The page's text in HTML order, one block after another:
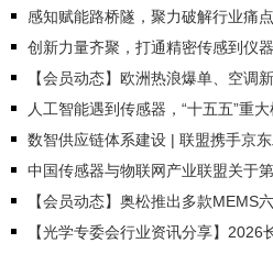
感知赋能路桥隧，聚力破解行业痛点｜【路桥隧感知智能创新技术
创新力量齐聚，打通精密传感到仪器仪表全链条 | 2026 重庆智能传感器
【会员动态】欧洲热浪爆单、空调新规倒逼，冷
人工智能遇到传感器，“十五五”重
数智供应链体系建设 | 联盟携手京东工业“百川计划”，诚邀传
中国传感器与物联网产业联盟关于第三届
【会员动态】奥松推出多款MEMS六维力传感器，以1999元单
【光学专委会行业资讯分享】2026长春国际光电博览会·Light